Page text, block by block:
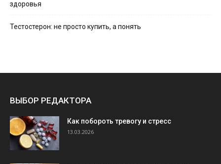
здоровья
Тестостерон: не просто купить, а понять
ВЫБОР РЕДАКТОРА
Как побороть тревогу и стресс
13.03.2026